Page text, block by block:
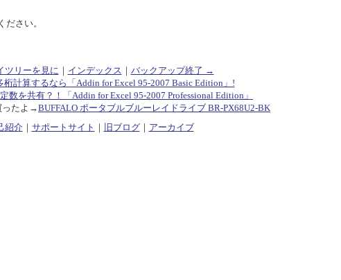
ださい。
ツリーを見に ｜ インデックス ｜ バックアップ終了 →
桁計算するなら「Addin for Excel 95-2007 Basic Edition」!
数を共有？！「Addin for Excel 95-2007 Professional Edition」
ったよ→BUFFALO ポータブルブルーレイドライブ BR-PX68U2-BK
紹介｜ サポートサイト ｜ 旧ブログ｜ アーカイブ